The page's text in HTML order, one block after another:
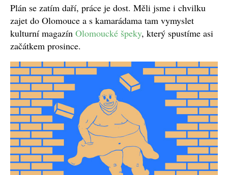
Plán se zatím daří, práce je dost. Měli jsme i chvilku
zajet do Olomouce a s kamarádama tam vymyslet
kulturní magazín Olomoucké špeky, který spustíme asi
začátkem prosince.